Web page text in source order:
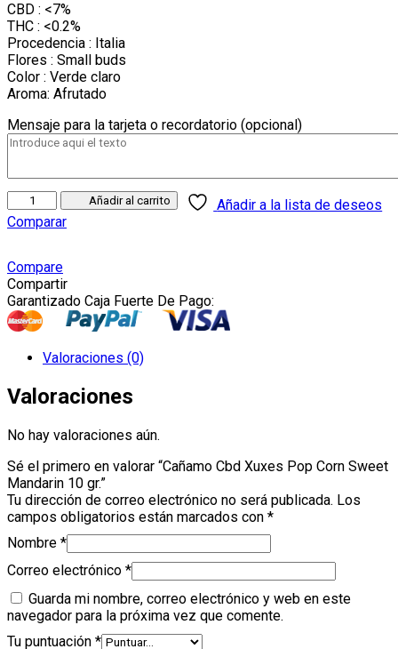
CBD : <7%
THC : <0.2%
Procedencia : Italia
Flores : Small buds
Color : Verde claro
Aroma: Afrutado
Mensaje para la tarjeta o recordatorio (opcional)
Cañamo
Cbd
Xuxes
Corn
Sweet
Mandarin
10
gr.
cantidad
Añadir al carrito
Añadir a la lista de deseos
Comparar
Compare
Compartir
Garantizado Caja Fuerte De Pago:
Valoraciones (0)
Valoraciones
No hay valoraciones aún.
Sé el primero en valorar “Cañamo Cbd Xuxes Pop Corn Sweet
Mandarin 10 gr.”
Tu dirección de correo electrónico no será publicada. Los
campos obligatorios están marcados con *
Nombre *
Correo electrónico *
Guarda mi nombre, correo electrónico y web en este
navegador para la próxima vez que comente.
Tu puntuación *